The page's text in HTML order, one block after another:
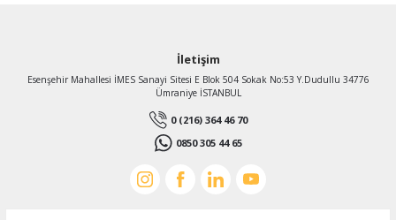
İletişim
Esenşehir Mahallesi İMES Sanayi Sitesi E Blok 504 Sokak No:53 Y.Dudullu 34776
Ümraniye İSTANBUL
0 (216) 364 46 70
0850 305 44 65